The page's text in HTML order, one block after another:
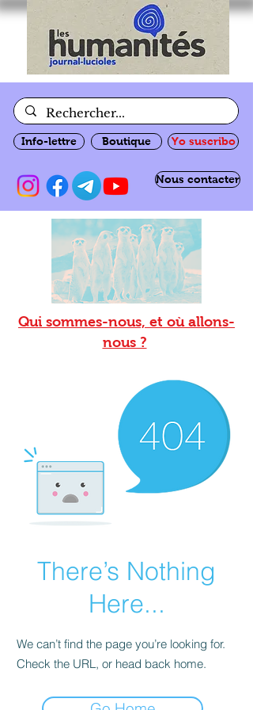
Info-lettre Boutique Yo suscribo
Nous contacter
Qui sommes-nous, et où allons-
nous ?
There’s Nothing
Here...
We can’t find the page you’re looking for.
Check the URL, or head back home.